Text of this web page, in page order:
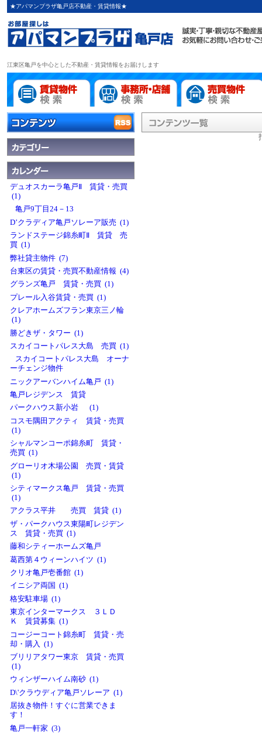
★アパマンプラザ亀戸店不動産・賃貸情報★
江東区亀戸を中心とした不動産・賃貸情報をお届けします
デュオスカーラ亀戸Ⅱ 賃貸・売買
(1)
亀戸9丁目24－13
D’クラディア亀戸ソレーア販売 (1)
ランドステージ錦糸町Ⅱ 賃貸 売
買 (1)
弊社貸主物件 (7)
台東区の賃貸・売買不動産情報 (4)
グランズ亀戸 賃貸・売買 (1)
プレール入谷賃貸・売買 (1)
クレアホームズフラン東京三ノ輪
(1)
勝どきザ・タワー (1)
スカイコートパレス大島 売買 (1)
スカイコートパレス大島 オーナ
ーチェンジ物件
ニックアーバンハイム亀戸 (1)
亀戸レジデンス 賃貸
パークハウス新小岩 (1)
コスモ隅田アクティ 賃貸・売買
(1)
シャルマンコーポ錦糸町 賃貸・
売買 (1)
グローリオ木場公園 売買・賃貸
(1)
シティマークス亀戸 賃貸・売買
(1)
アクラス平井 売買 賃貸 (1)
ザ・パークハウス東陽町レジデン
ス 賃貸・売買 (1)
藤和シティーホームズ亀戸
葛西第４ウィーンハイツ (1)
クリオ亀戸壱番館 (1)
イニシア両国 (1)
格安駐車場 (1)
東京インターマークス ３ＬＤ
Ｋ 賃貸募集 (1)
コージーコート錦糸町 賃貸・売
却・購入 (1)
ブリリアタワー東京 賃貸・売買
(1)
ウィンザーハイム南砂 (1)
D\'クラウディア亀戸ソレーア (1)
居抜き物件！すぐに営業できま
す！
亀戸一軒家 (3)